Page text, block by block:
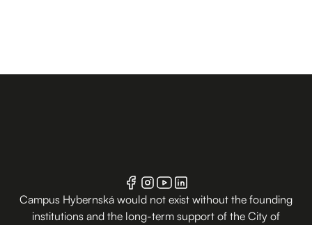
Campus Hybernská would not exist without the founding
institutions and the long-term support of the City of